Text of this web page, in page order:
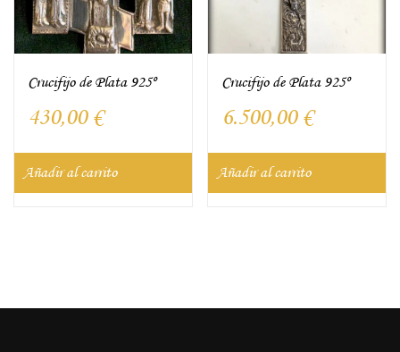
Crucifijo de Plata 925º
430,00 €
Añadir al carrito
Crucifijo de Plata 925º
6.500,00 €
Añadir al carrito